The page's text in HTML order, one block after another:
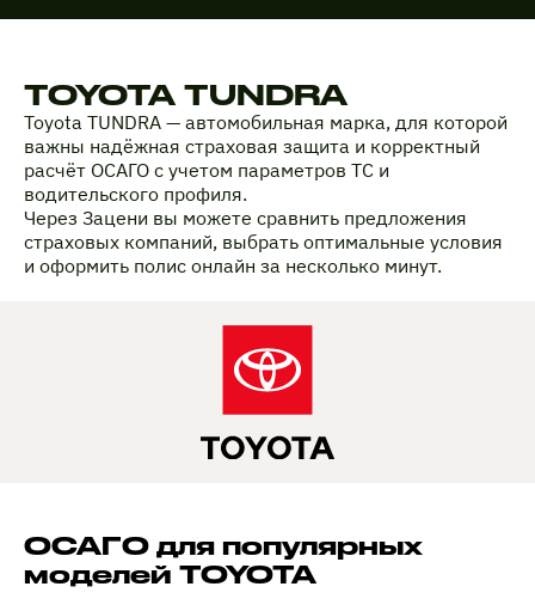
TOYOTA TUNDRA
Toyota TUNDRA — автомобильная марка, для которой
важны надёжная страховая защита и корректный
расчёт ОСАГО с учетом параметров ТС и
водительского профиля.
Через Зацени вы можете сравнить предложения
страховых компаний, выбрать оптимальные условия
и оформить полис онлайн за несколько минут.
ОСАГО для популярных
моделей TOYOTA